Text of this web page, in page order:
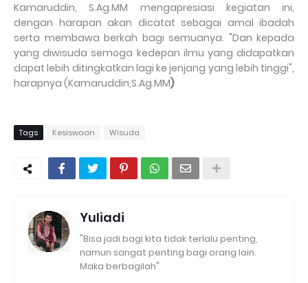
Kamaruddin, S.Ag.MM mengapresiasi kegiatan ini,
dengan harapan akan dicatat sebagai amal ibadah
serta membawa berkah bagi semuanya. "Dan kepada
yang diwisuda semoga kedepan ilmu yang didapatkan
dapat lebih ditingkatkan lagi ke jenjang yang lebih tinggi",
harapnya (Kamaruddin,S.Ag.MM)
Tags Kesiswaan Wisuda
Yuliadi
"Bisa jadi bagi kita tidak terlalu penting,
namun sangat penting bagi orang lain.
Maka berbagilah"